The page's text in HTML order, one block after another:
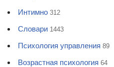
Интимно 312
Словари 1443
Психология управления 89
Возрастная психология 64